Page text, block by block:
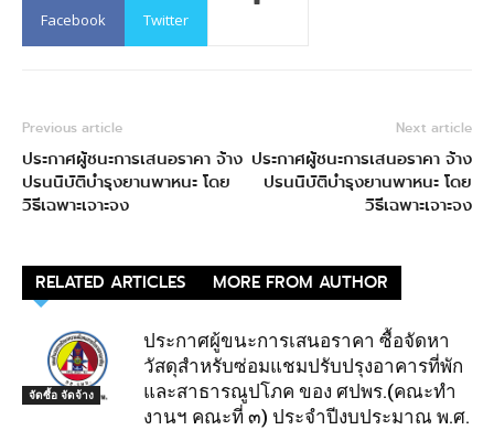
Facebook Twitter
Previous article
ประกาศผู้ชนะการเสนอราคา จ้าง
ปรนนิบัติบำรุงยานพาหนะ โดย
วิธีเฉพาะเจาะจง
Next article
ประกาศผู้ชนะการเสนอราคา จ้าง
ปรนนิบัติบำรุงยานพาหนะ โดย
วิธีเฉพาะเจาะจง
RELATED ARTICLES MORE FROM AUTHOR
จัดซื้อ จัดจ้าง
ประกาศผู้ขนะการเสนอราคา ซื้อจัดหา
วัสดุสำหรับซ่อมแชมปรับปรุงอาคารที่พัก
และสาธารณูปโภค ของ ศปพร.(คณะทำ
งานฯ คณะที่ ๓) ประจำปีงบประมาณ พ.ศ.